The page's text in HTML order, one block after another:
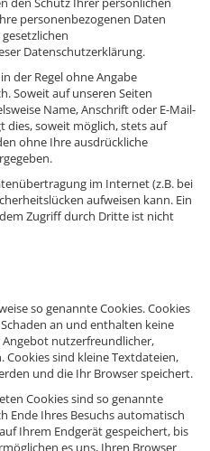
personenbezogenen Daten
Datenschutzerklärung.
der Regel ohne Angabe
Soweit auf unseren Seiten
Name, Anschrift oder E-Mail-
dies, soweit möglich, stets auf
ohne Ihre ausdrückliche
im Internet (z.B. bei
aufweisen kann. Ein
Zugriff durch Dritte ist nicht
so genannte Cookies. Cookies
an und enthalten keine
Angebot nutzerfreundlicher,
sind kleine Textdateien,
und die Ihr Browser speichert.
Cookies sind so genannte
Ende Ihres Besuchs automatisch
Ihrem Endgerät gespeichert, bis
es uns, Ihren Browser